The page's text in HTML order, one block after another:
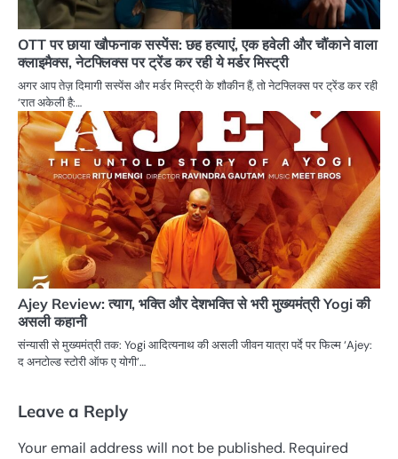
OTT पर छाया खौफनाक सस्पेंस: छह हत्याएं, एक हवेली और चौंकाने वाला
क्लाइमैक्स, नेटफ्लिक्स पर ट्रेंड कर रही ये मर्डर मिस्ट्री
अगर आप तेज़ दिमागी सस्पेंस और मर्डर मिस्ट्री के शौकीन हैं, तो नेटफ्लिक्स पर ट्रेंड कर रही
‘रात अकेली है:…
Ajey Review: त्याग, भक्ति और देशभक्ति से भरी मुख्यमंत्री Yogi की
असली कहानी
संन्यासी से मुख्यमंत्री तक: Yogi आदित्यनाथ की असली जीवन यात्रा पर्दे पर फिल्म ‘Ajey:
द अनटोल्ड स्टोरी ऑफ ए योगी’…
Leave a Reply
Your email address will not be published. Required